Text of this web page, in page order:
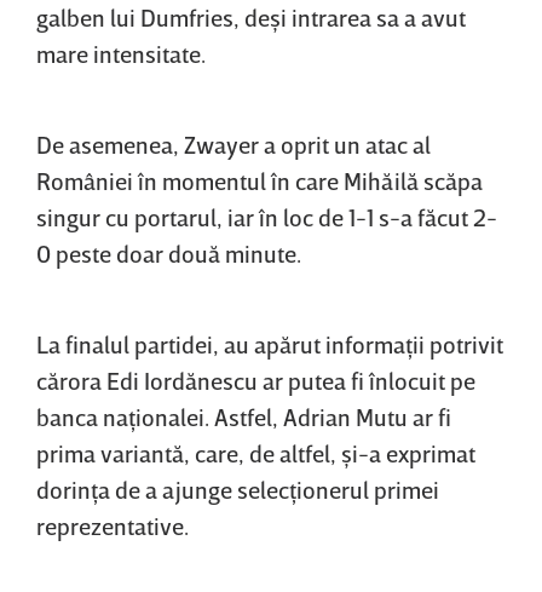
galben lui Dumfries, deşi intrarea sa a avut
mare intensitate.
De asemenea, Zwayer a oprit un atac al
României în momentul în care Mihăilă scăpa
singur cu portarul, iar în loc de 1-1 s-a făcut 2-
0 peste doar două minute.
La finalul partidei, au apărut informaţii potrivit
cărora Edi Iordănescu ar putea fi înlocuit pe
banca naţionalei. Astfel, Adrian Mutu ar fi
prima variantă, care, de altfel, şi-a exprimat
dorinţa de a ajunge selecţionerul primei
reprezentative.